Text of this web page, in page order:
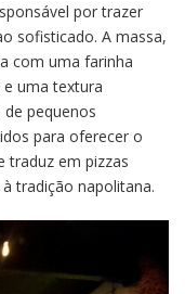
por trazer
sofisticado. A massa,
com uma farinha
uma textura
pequenos
para oferecer o
traduz em pizzas
tradição napolitana.